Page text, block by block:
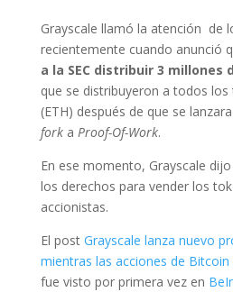
Grayscale llamó la atención de
recientemente cuando anunció
a la SEC distribuir 3 millones
que se distribuyeron a todos
(ETH) después de que se
forka Proof-Of-Work.
En ese momento, Grayscale
los derechos para vender los
accionistas.
El post Grayscale lanza nuevo
mientras las acciones de
fue visto por primera vez en